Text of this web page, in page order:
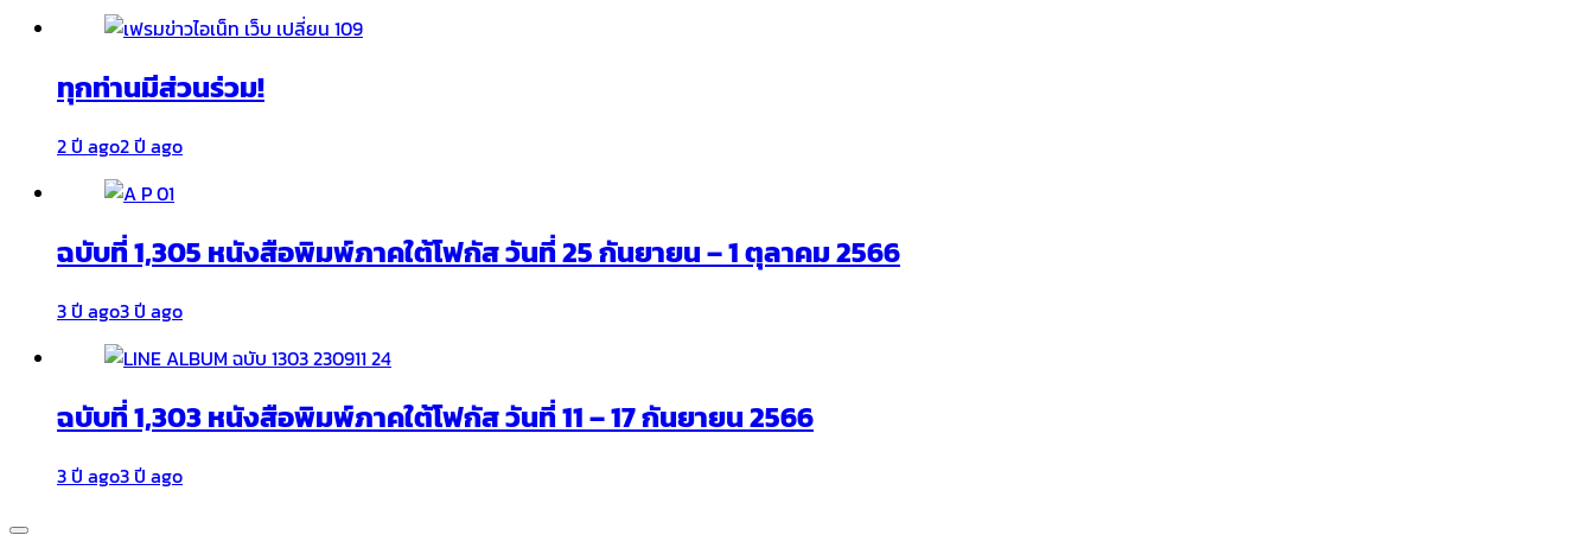
ทุกท่านมีส่วนร่วม!
2 ปี ago2 ปี ago
ฉบับที่ 1,305 หนังสือพิมพ์ภาคใต้โฟกัส วันที่ 25 กันยายน – 1 ตุลาคม 2566
3 ปี ago3 ปี ago
ฉบับที่ 1,303 หนังสือพิมพ์ภาคใต้โฟกัส วันที่ 11 – 17 กันยายน 2566
3 ปี ago3 ปี ago